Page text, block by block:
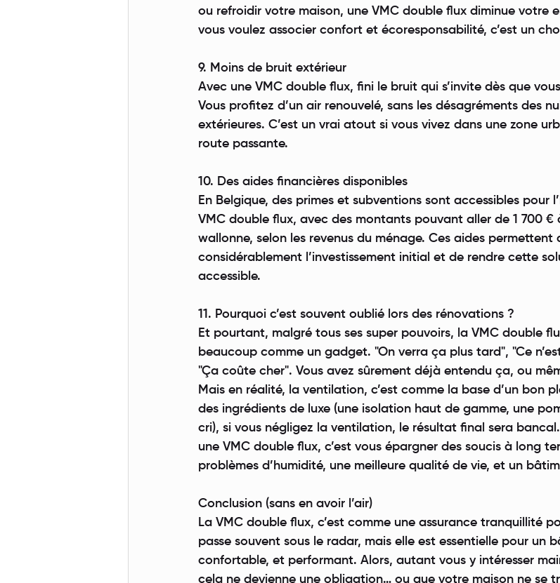
ou refroidir votre maison, une VMC double flux diminue votre
vous voulez associer confort et écoresponsabilité, c’est un
9. Moins de bruit extérieur
Avec une VMC double flux, fini le bruit qui s’invite dès que
Vous profitez d’un air renouvelé, sans les désagréments des
extérieures. C’est un vrai atout si vous vivez dans une zone
route passante.
10. Des aides financières disponibles
En Belgique, des primes et subventions sont accessibles pour
VMC double flux, avec des montants pouvant aller de 1 700 €
wallonne, selon les revenus du ménage. Ces aides permettent
considérablement l’investissement initial et de rendre cette
accessible.
11. Pourquoi c’est souvent oublié lors des rénovations ?
Et pourtant, malgré tous ses super pouvoirs, la VMC double
beaucoup comme un gadget. "On verra ça plus tard", "Ce
"Ça coûte cher". Vous avez sûrement déjà entendu ça, ou
Mais en réalité, la ventilation, c’est comme la base d’un bon
des ingrédients de luxe (une isolation haut de gamme, une
cri), si vous négligez la ventilation, le résultat final sera
une VMC double flux, c’est vous épargner des soucis à long
problèmes d’humidité, une meilleure qualité de vie, et un
Conclusion (sans en avoir l’air)
La VMC double flux, c’est comme une assurance tranquillité
passe souvent sous le radar, mais elle est essentielle pour un
confortable, et performant. Alors, autant vous y intéresser
cela ne devienne une obligation… ou que votre maison ne se